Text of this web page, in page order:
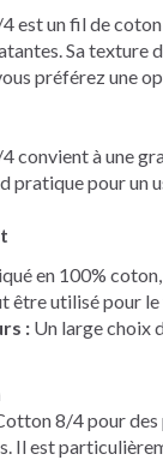
est un fil de
Sa texture
préférez une
à une
pratique pour un
en 100%
être utilisé pour
: Un large choix
8/4 pour des
Il est